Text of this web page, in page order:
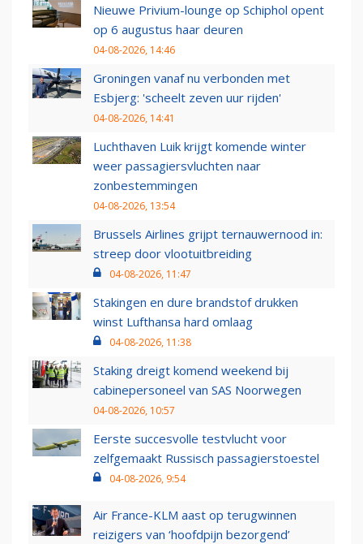
Nieuwe Privium-lounge op Schiphol opent
op 6 augustus haar deuren
04-08-2026, 14:46
Groningen vanaf nu verbonden met
Esbjerg: 'scheelt zeven uur rijden'
04-08-2026, 14:41
Luchthaven Luik krijgt komende winter
weer passagiersvluchten naar
zonbestemmingen
04-08-2026, 13:54
Brussels Airlines grijpt ternauwernood in:
streep door vlootuitbreiding
04-08-2026, 11:47
Stakingen en dure brandstof drukken
winst Lufthansa hard omlaag
04-08-2026, 11:38
Staking dreigt komend weekend bij
cabinepersoneel van SAS Noorwegen
04-08-2026, 10:57
Eerste succesvolle testvlucht voor
zelfgemaakt Russisch passagierstoestel
04-08-2026, 9:54
Air France-KLM aast op terugwinnen
reizigers van ‘hoofdpijn bezorgend’